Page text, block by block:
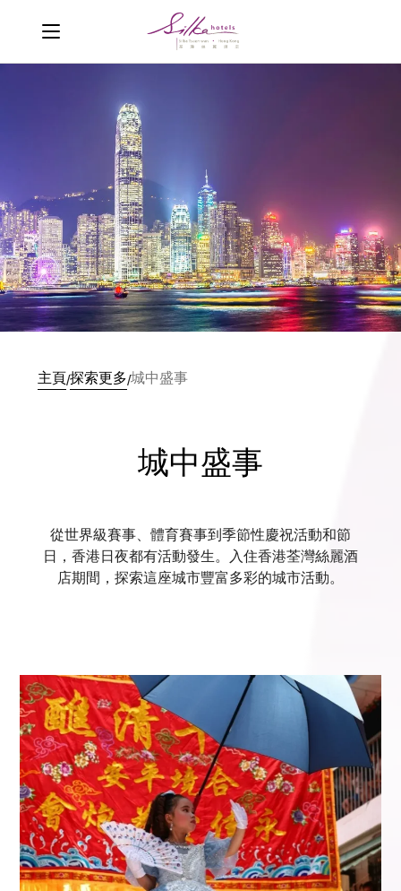
主頁/探索更多/城中盛事
城中盛事
從世界級賽事、體育賽事到季節性慶祝活動和節
日，香港日夜都有活動發生。入住香港荃灣絲麗酒
店期間，探索這座城市豐富多彩的城市活動。